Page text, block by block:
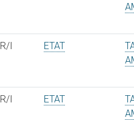
R/I ETAT
R/I ETAT